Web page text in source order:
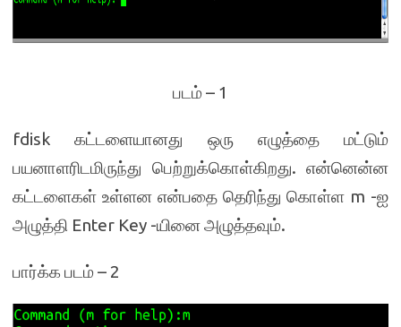
படம் – 1
fdisk கட்டளையானது ஒரு எழுத்தை மட்டும்
பயனாளரிடமிருந்து பெற்றுக்கொள்கிறது. என்னென்ன
கட்டளைகள் உள்ளன என்பதை தெரிந்து கொள்ள m -ஐ
அழுத்தி Enter Key -யினை அழுத்தவும்.
பார்க்க படம் – 2